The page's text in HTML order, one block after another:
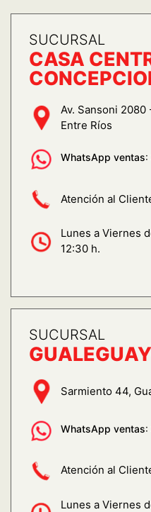
SUCURSAL
CASA
Av. Sansoni
Entre Ríos
WhatsApp ventas:
Atención al
Lunes a Viernes
12:30 h.
SUCURSAL
Sarmiento 44,
WhatsApp ventas:
Atención al
Lunes a Viernes